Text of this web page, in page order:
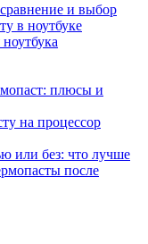
и выбор
в ноутбуке
плюсы и
на процессор
или без: что лучше
после